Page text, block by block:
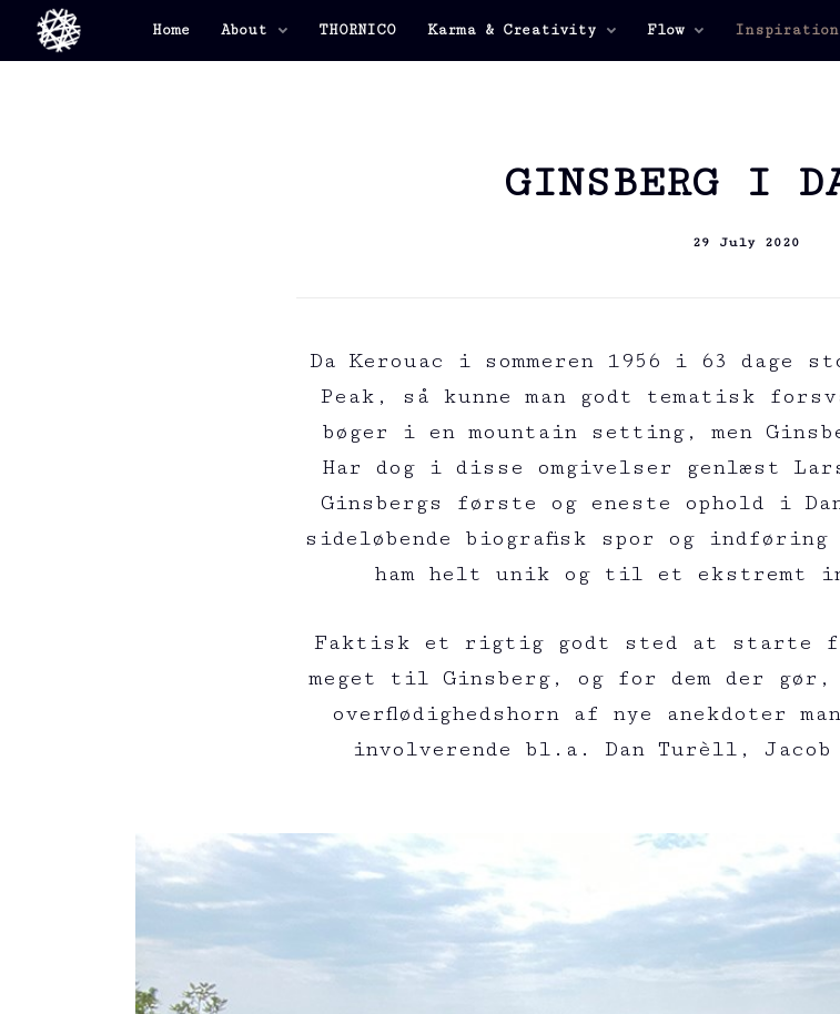
Home About THORNICO Karma & Creativity Flow Inspiration
GINSBERG I
29 July 2020
Da Kerouac i sommeren 1956 i 63 dage
Peak, så kunne man godt tematisk
bøger i en mountain setting, men
Har dog i disse omgivelser genlæst
Ginsbergs første og eneste ophold i
sideløbende biografisk spor og
ham helt unik og til et ekstremt
Faktisk et rigtig godt sted at starte
meget til Ginsberg, og for dem der gør,
overflødighedshorn af nye anekdoter
involverende bl.a. Dan Turèll, Jacob